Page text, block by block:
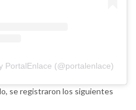
PortalEnlace (@portalenlace)
se registraron los siguientes